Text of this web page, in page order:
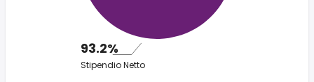
93.2%
Stipendio Netto